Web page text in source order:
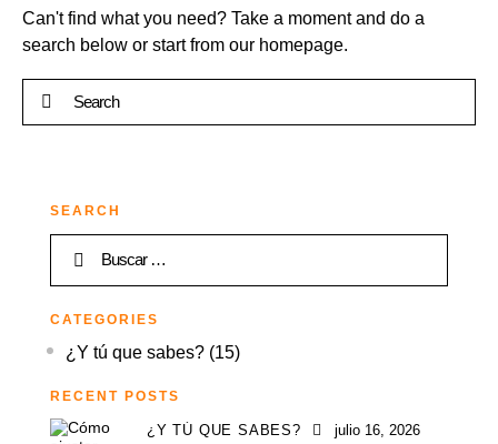
Can't find what you need? Take a moment and do a
search below or start from our homepage.
SEARCH
CATEGORIES
¿Y tú que sabes? (15)
RECENT POSTS
¿Y TÚ QUE SABES? julio 16, 2026